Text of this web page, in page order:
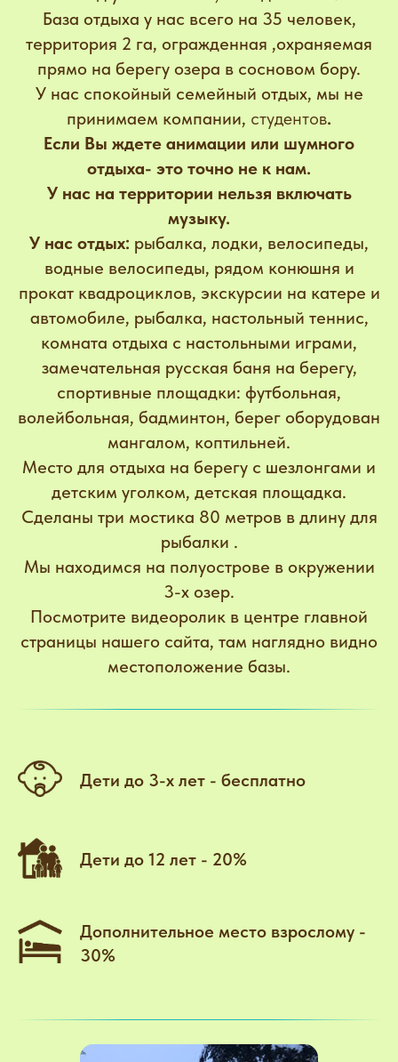
База отдыха у нас всего на 35 человек,
территория 2 га, огражденная ,охраняемая
прямо на берегу озера в сосновом бору.
У нас спокойный семейный отдых, мы не
принимаем компании, студентов.
Если Вы ждете анимации или шумного
отдыха- это точно не к нам.
У нас на территории нельзя включать
музыку.
У нас отдых: рыбалка, лодки, велосипеды,
водные велосипеды, рядом конюшня и
прокат квадроциклов, экскурсии на катере и
автомобиле, рыбалка, настольный теннис,
комната отдыха с настольными играми,
замечательная русская баня на берегу,
спортивные площадки: футбольная,
волейбольная, бадминтон, берег оборудован
мангалом, коптильней.
Место для отдыха на берегу с шезлонгами и
детским уголком, детская площадка.
Сделаны три мостика 80 метров в длину для
рыбалки .
Мы находимся на полуострове в окружении
3-х озер.
Посмотрите видеоролик в центре главной
страницы нашего сайта, там наглядно видно
местоположение базы.
Дети до 3-х лет - бесплатно
Дети до 12 лет - 20%
Дополнительное место взрослому -
30%